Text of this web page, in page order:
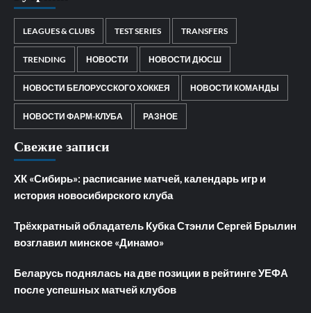
LEAGUES & CLUBS TEST SERIES TRANSFERS
TRENDING НОВОСТИ НОВОСТИ ДЮСШ
НОВОСТИ БЕЛОРУССКОГО ХОККЕЯ НОВОСТИ КОМАНДЫ
НОВОСТИ ФАРМ-КЛУБА РАЗНОЕ
Свежие записи
ХК «Сибирь»: расписание матчей, календарь игр и
история новосибирского клуба
Трёхкратный обладатель Кубка Стэнли Сергей Брылин
возглавил минское «Динамо»
Беларусь поднялась на две позиции в рейтинге УЕФА
после успешных матчей клубов